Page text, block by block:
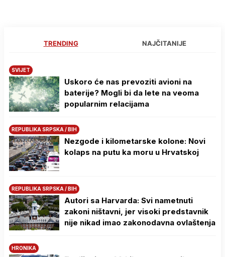
TRENDING NAJČITANIJE
SVIJET
Uskoro će nas prevoziti avioni na
baterije? Mogli bi da lete na veoma
popularnim relacijama
REPUBLIKA SRPSKA / BIH
Nezgode i kilometarske kolone: Novi
kolaps na putu ka moru u Hrvatskoj
REPUBLIKA SRPSKA / BIH
Autori sa Harvarda: Svi nametnuti
zakoni ništavni, jer visoki predstavnik
nije nikad imao zakonodavna ovlaštenja
HRONIKA